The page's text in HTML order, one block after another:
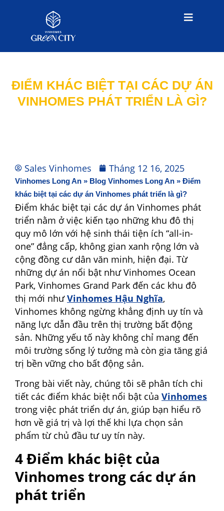
ĐIỂM KHÁC BIỆT TẠI CÁC DỰ ÁN
VINHOMES PHÁT TRIỂN LÀ GÌ?
Sales Vinhomes Tháng 12 16, 2025
Vinhomes Long An » Blog Vinhomes Long An » Điểm
khác biệt tại các dự án Vinhomes phát triển là gì?
Điểm khác biệt tại các dự án Vinhomes phát
triển nằm ở việc kiến tạo những khu đô thị
quy mô lớn với hệ sinh thái tiện ích “all-in-
one” đẳng cấp, không gian xanh rộng lớn và
cộng đồng cư dân văn minh, hiện đại. Từ
những dự án nổi bật như Vinhomes Ocean
Park, Vinhomes Grand Park đến các khu đô
thị mới nhưVinhomes Hậu Nghĩa,
Vinhomes không ngừng khẳng định uy tín và
năng lực dẫn đầu trên thị trường bất động
sản. Những yếu tố này không chỉ mang đến
môi trường sống lý tưởng mà còn gia tăng giá
trị bền vững cho bất động sản.
Trong bài viết này, chúng tôi sẽ phân tích chi
tiết các điểm khác biệt nổi bật của Vinhomes
trong việc phát triển dự án, giúp bạn hiểu rõ
hơn về giá trị và lợi thế khi lựa chọn sản
phẩm từ chủ đầu tư uy tín này.
4 Điểm khác biệt của
Vinhomes trong các dự án
phát triển